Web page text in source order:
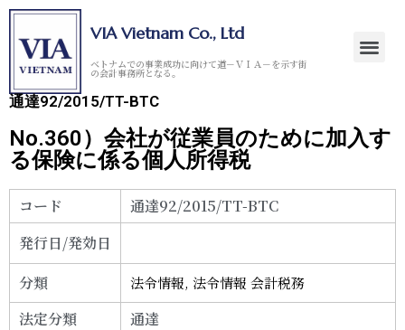
VIA Vietnam Co., Ltd
ベトナムでの事業成功に向けて道－ＶＩＡ－を示す街
の会計事務所となる。
通達92/2015/TT-BTC
No.360）会社が従業員のために加入す
る保険に係る個人所得税
コード
通達92/2015/TT-BTC
発行日/発効日
分類
法令情報,法令情報 会計税務
法定分類
通達